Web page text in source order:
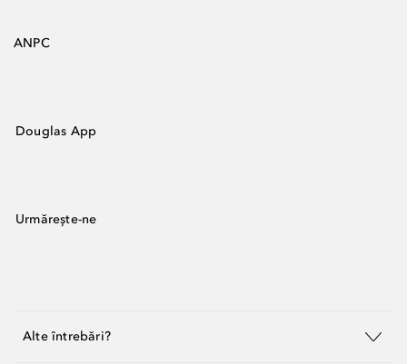
ANPC
Douglas App
Urmărește-ne
Alte întrebări?